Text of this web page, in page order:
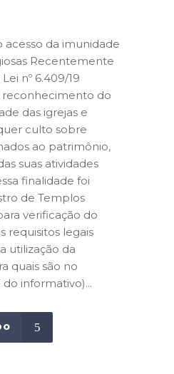
acesso da imunidade
Recentemente
nº 6.409/19
reconhecimento do
das igrejas e
culto sobre
ao patrimônio,
suas atividades
finalidade foi
de Templos
verificação do
requisitos legais
utilização da
quais são no
informativo)...